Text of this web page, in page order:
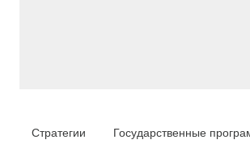
Стратегии Государственные